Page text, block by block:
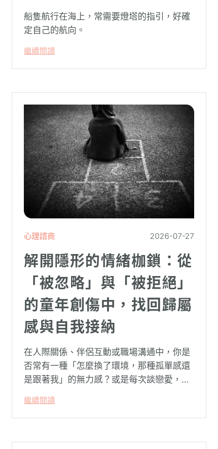
船隻航行在海上，常需要燈塔的指引，好確
定自己的航向。
繼續閱讀
心理諮商 2026-07-27
解開隱形的情緒枷鎖：從
「被忽略」與「被拒絕」
的童年創傷中，找回歸屬
感與自我接納
在人際關係、伴侶互動或職場溝通中，你是
否常有一種「怎麼換了環境，那種孤單感還
是跟著我」的無力感？或是每次談戀愛，總
卻演變成兩敗俱傷？
繼續閱讀